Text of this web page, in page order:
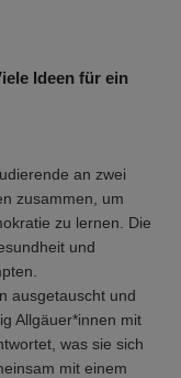
Ideen für ein
an zwei
zusammen, um
zu lernen. Die
und
ausgetauscht und
Allgäuer*innen mit
was sie sich
mit einem